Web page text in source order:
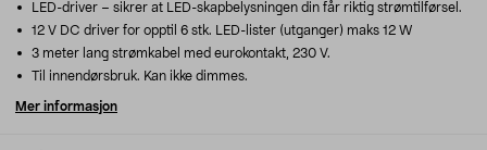
LED-driver – sikrer at LED-skapbelysningen din får riktig strømtilførsel.
12 V DC driver for opptil 6 stk. LED-lister (utganger) maks 12 W
3 meter lang strømkabel med eurokontakt, 230 V.
Til innendørsbruk. Kan ikke dimmes.
Mer informasjon